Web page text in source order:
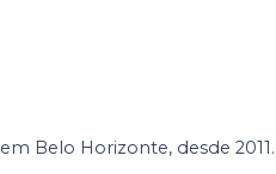
em Belo Horizonte, desde 2011.